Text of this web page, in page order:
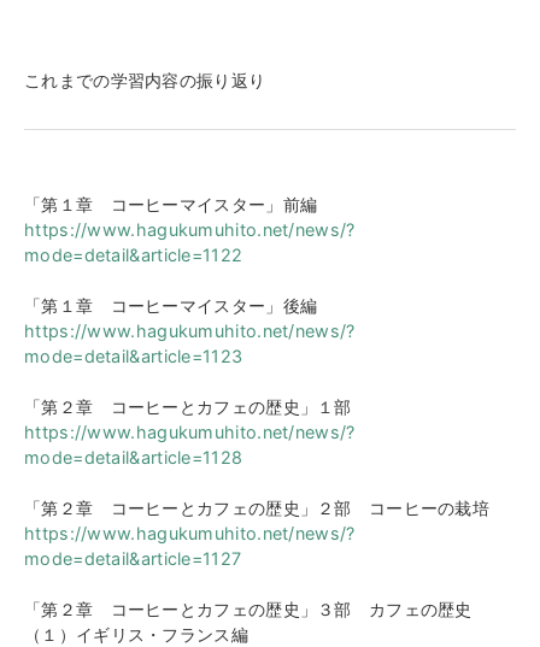
これまでの学習内容の振り返り
「第１章 コーヒーマイスター」前編
https://www.hagukumuhito.net/news/?
mode=detail&article=1122
「第１章 コーヒーマイスター」後編
https://www.hagukumuhito.net/news/?
mode=detail&article=1123
「第２章 コーヒーとカフェの歴史」１部
https://www.hagukumuhito.net/news/?
mode=detail&article=1128
「第２章 コーヒーとカフェの歴史」２部 コーヒーの栽培
https://www.hagukumuhito.net/news/?
mode=detail&article=1127
「第２章 コーヒーとカフェの歴史」３部 カフェの歴史
（１）イギリス・フランス編